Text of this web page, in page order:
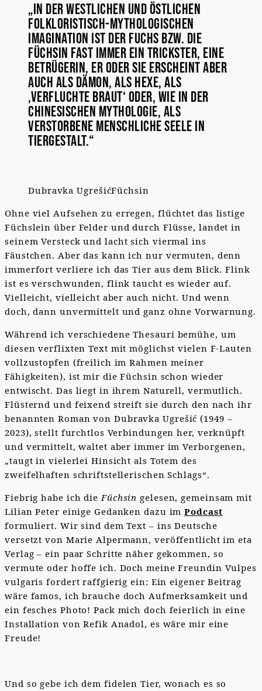
„In der westlichen und östlichen
folkloristisch-mythologischen
Imagination ist der Fuchs bzw. die
Füchsin fast immer ein Trickster, eine
Betrügerin, er oder sie erscheint aber
auch als Dämon, als Hexe, als
,verfluchte Braut‘ oder, wie in der
chinesischen Mythologie, als
verstorbene menschliche Seele in
Tiergestalt.“
Dubravka UgrešićFüchsin
Ohne viel Aufsehen zu erregen, flüchtet das listige
Füchslein über Felder und durch Flüsse, landet in
seinem Versteck und lacht sich viermal ins
Fäustchen. Aber das kann ich nur vermuten, denn
immerfort verliere ich das Tier aus dem Blick. Flink
ist es verschwunden, flink taucht es wieder auf.
Vielleicht, vielleicht aber auch nicht. Und wenn
doch, dann unvermittelt und ganz ohne Vorwarnung.
Während ich verschiedene Thesauri bemühe, um
diesen verflixten Text mit möglichst vielen F-Lauten
vollzustopfen (freilich im Rahmen meiner
Fähigkeiten), ist mir die Füchsin schon wieder
entwischt. Das liegt in ihrem Naturell, vermutlich.
Flüsternd und feixend streift sie durch den nach ihr
benannten Roman von Dubravka Ugrešić (1949 –
2023), stellt furchtlos Verbindungen her, verknüpft
und vermittelt, waltet aber immer im Verborgenen,
„taugt in vielerlei Hinsicht als Totem des
zweifelhaften schriftstellerischen Schlags“.
Fiebrig habe ich dieFüchsin gelesen, gemeinsam mit
Lilian Peter einige Gedanken dazu imPodcast
formuliert. Wir sind dem Text – ins Deutsche
versetzt von Marie Alpermann, veröffentlicht im eta
Verlag – ein paar Schritte näher gekommen, so
vermute oder hoffe ich. Doch meine Freundin Vulpes
vulgaris fordert raffgierig ein: Ein eigener Beitrag
wäre famos, ich brauche doch Aufmerksamkeit und
ein fesches Photo! Pack mich doch feierlich in eine
Installation von Refik Anadol, es wäre mir eine
Freude!
Und so gebe ich dem fidelen Tier, wonach es so